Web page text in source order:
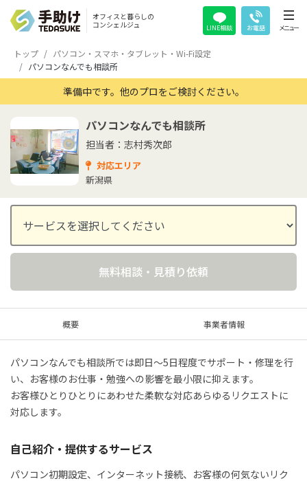
オフィスと暮らしの
コンシェルジュ
LINE相談 お電話 メニュー
トップ
パソコン・スマホ・タブレット・Wi-Fi設定
パソコンなんでも相談所
準備中です。他のプロをご検討ください。
パソコンなんでも相談所
担当者：志村秀次郎
対応エリア
新潟県
無料相談・見積り依頼
概要 事業者情報
パソコンなんでも相談所では即日～5日程度でサポート・修理を行
い、お客様のお仕事・勉強への影響を最小限に抑えます。
お客様ひとりひとりにあわせた柔軟な対応あらゆるリクエストに
対応します。
自己紹介・提供するサービス
パソコン初期設定、インターネット接続、お客様の何気ないリク